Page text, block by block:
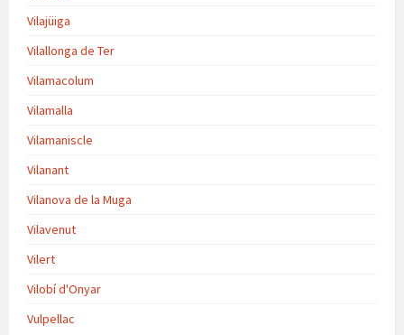
Vilajüiga
Vilallonga de Ter
Vilamacolum
Vilamalla
Vilamaniscle
Vilanant
Vilanova de la Muga
Vilavenut
Vilert
Vilobí d'Onyar
Vulpellac